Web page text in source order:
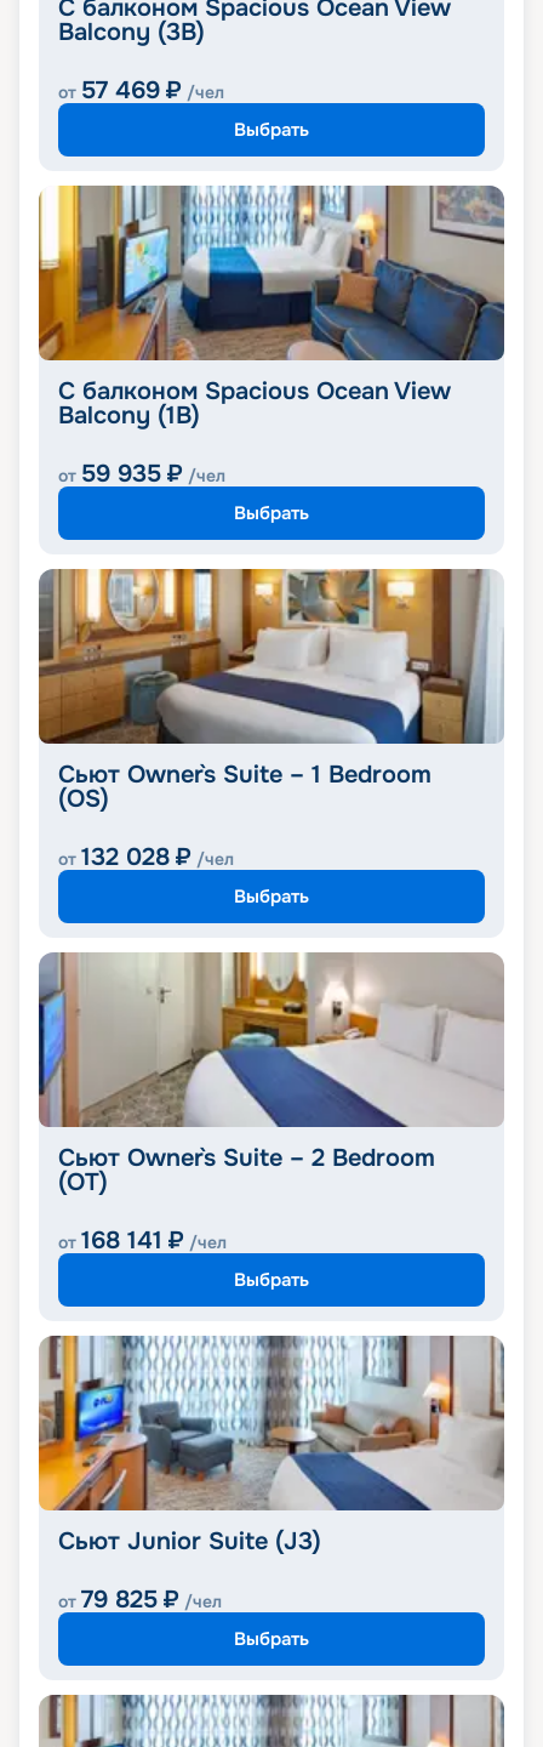
С балконом Spacious Ocean View
Balcony (3B)
от 57 469 ₽ /чел
Выбрать
С балконом Spacious Ocean View
Balcony (1B)
от 59 935 ₽ /чел
Выбрать
Сьют Owner`s Suite – 1 Bedroom
(OS)
от 132 028 ₽ /чел
Выбрать
Сьют Owner`s Suite – 2 Bedroom
(OT)
от 168 141 ₽ /чел
Выбрать
Сьют Junior Suite (J3)
от 79 825 ₽ /чел
Выбрать